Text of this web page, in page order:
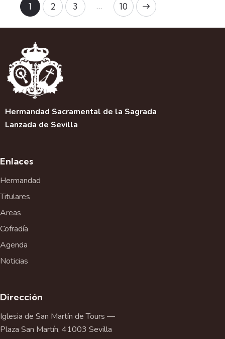
1 2 3 … 10
>
Hermandad Sacramental de la Sagrada
Lanzada de Sevilla
Enlaces
Hermandad
Titulares
Areas
Cofradía
Agenda
Noticias
Dirección
Iglesia de San Martín de Tours —
Plaza San Martín, 41003 Sevilla